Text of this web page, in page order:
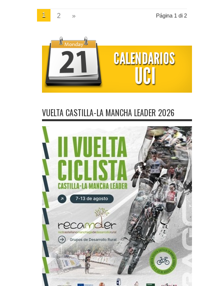
Página 1 di 2
1 2 »
VUELTA CASTILLA-LA MANCHA LEADER 2026